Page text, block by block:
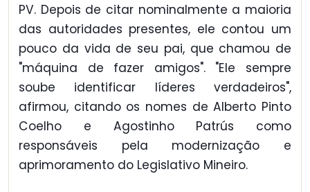
PV. Depois de citar nominalmente a maioria
das autoridades presentes, ele contou um
pouco da vida de seu pai, que chamou de
"máquina de fazer amigos". "Ele sempre
soube identificar líderes verdadeiros",
afirmou, citando os nomes de Alberto Pinto
Coelho e Agostinho Patrús como
responsáveis pela modernização e
aprimoramento do Legislativo Mineiro.